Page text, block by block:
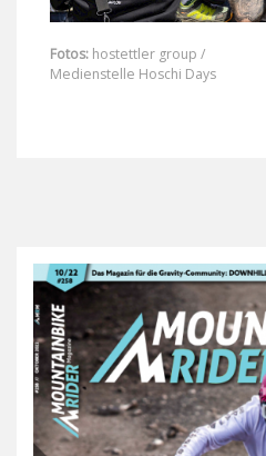
Fotos: hostettler group /
Medienstelle Hoschi Days